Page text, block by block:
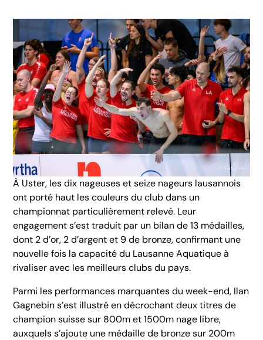
À Uster, les dix nageuses et seize nageurs lausannois
ont porté haut les couleurs du club dans un
championnat particulièrement relevé. Leur
engagement s’est traduit par un bilan de 13 médailles,
dont 2 d’or, 2 d’argent et 9 de bronze, confirmant une
nouvelle fois la capacité du Lausanne Aquatique à
rivaliser avec les meilleurs clubs du pays.
Parmi les performances marquantes du week-end, Ilan
Gagnebin s’est illustré en décrochant deux titres de
champion suisse sur 800m et 1500m nage libre,
auxquels s’ajoute une médaille de bronze sur 200m